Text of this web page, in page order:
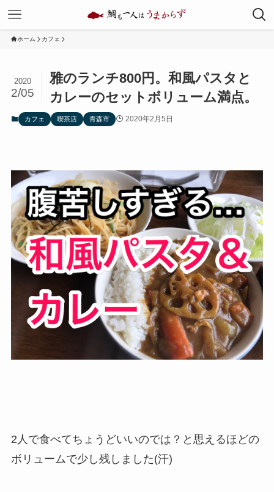
ホーム カフェ
雅のランチ800円。和風パスタと
カレーのセットボリューム満点。
2020
2/05
カフェ 喫茶店 青森市 2020年2月5日
2人で食べてちょうどいいのでは？と思えるほどの
ボリュームで少し残しました(汗)